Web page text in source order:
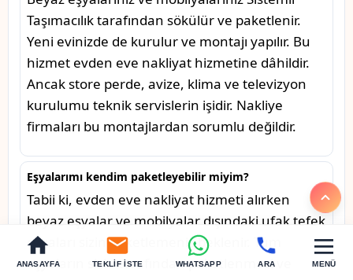
ANASAYFA TEKLIF İSTE WHATSAPP ARA MENÜ
Taşımacılık tarafından sökülür ve paketlenir.
Yeni evinizde de kurulur ve montajı yapılır. Bu
hizmet evden eve nakliyat hizmetine dâhildir.
Ancak store perde, avize, klima ve televizyon
kurulumu teknik servislerin işidir. Nakliye
firmaları bu montajlardan sorumlu değildir.
Eşyalarımı kendim paketleyebilir miyim?
Tabii ki, evden eve nakliyat hizmeti alırken
beyaz eşyalar ve mobilyalar dışındaki ufak tefek
eşyaları sizin paketlemeniz beklenir. Tüm
eşyaların sizin tarafından paketlenmesi ve